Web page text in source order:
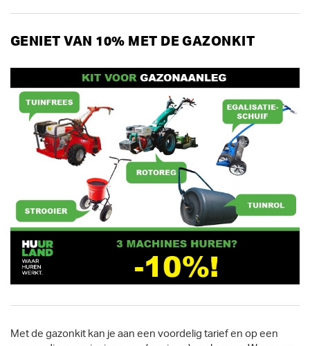
GENIET VAN 10% MET DE GAZONKIT
Met de gazonkit kan je aan een voordelig tarief en op een